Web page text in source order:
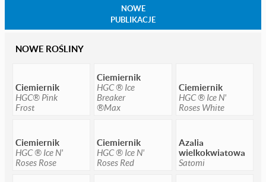
NOWE
PUBLIKACJE
NOWE ROŚLINY
Ciemiernik
HGC® Pink
Frost
Ciemiernik
HGC ® Ice
Breaker
®Max
Ciemiernik
HGC ® Ice N'
Roses White
Ciemiernik
HGC ® Ice N'
Roses Rose
Ciemiernik
HGC ® Ice N'
Roses Red
Azalia
wielkokwiatowa
Satomi